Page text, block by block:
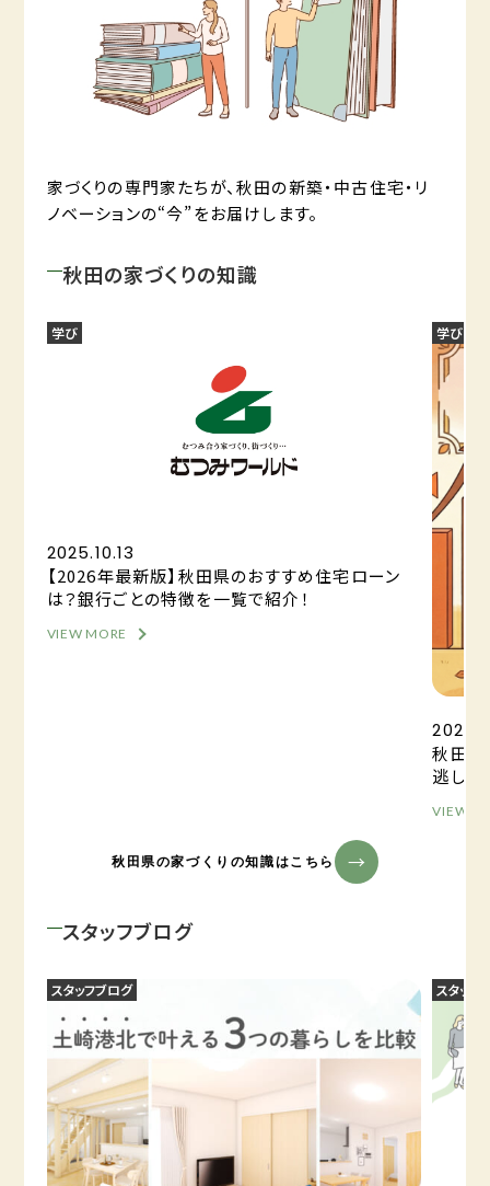
家づくりの専門家たちが、秋田の新築・中古住宅・リ
ノベーションの“今”をお届けします。
秋田の家づくりの知識
学び
2025.10.13
【2026年最新版】秋田県のおすすめ住宅ローン
は？銀行ごとの特徴を一覧で紹介！
VIEW MORE
学び
秋田の
逃しが
VIEW
秋田県の家づくりの知識はこちら
スタッフブログ
スタッフブログ スタッフ